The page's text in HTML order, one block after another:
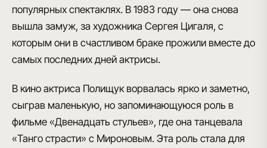
популярных спектаклях. В 1983 году — она снова
вышла замуж, за художника Сергея Цигаля, с
которым они в счастливом браке прожили вместе до
самых последних дней актрисы.
В кино актриса Полищук ворвалась ярко и заметно,
сыграв маленькую, но запоминающуюся роль в
фильме «Двенадцать стульев», где она танцевала
«Танго страсти» с Мироновым. Эта роль стала для